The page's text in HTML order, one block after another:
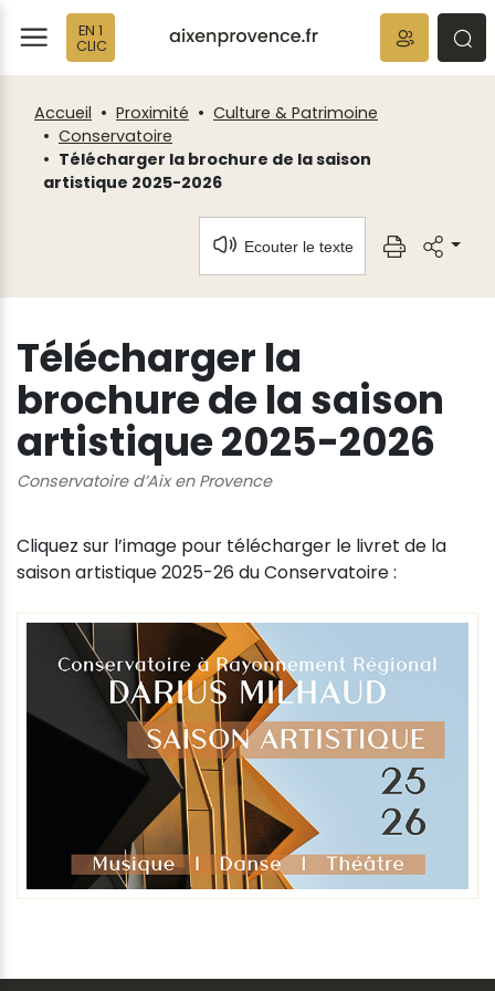
EN 1
CLIC
Accueil Proximité
Culture & Patrimoine
Conservatoire
Télécharger la brochure de la saison
artistique 2025-2026
Ecouter le texte
Télécharger la
brochure de la saison
artistique 2025-2026
Conservatoire d’Aix en Provence
Cliquez sur l’image pour télécharger le livret de la
saison artistique 2025-26 du Conservatoire :
Fenêtre
de
chat
Panneau de gestion des cookies